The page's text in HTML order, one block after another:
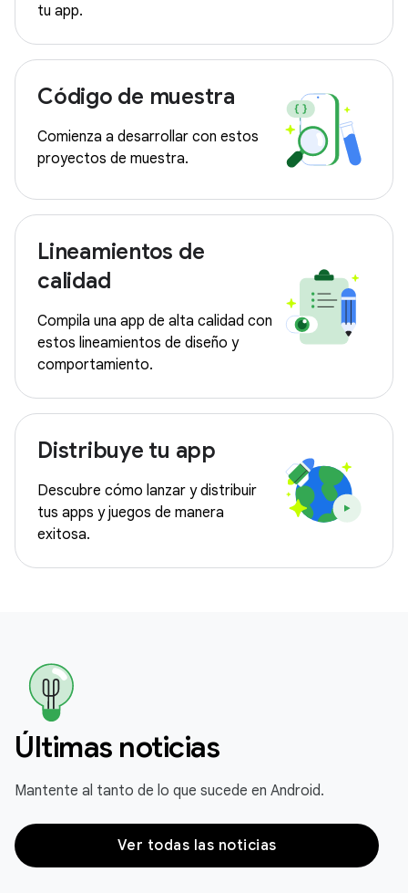
tu app.
Código de muestra
Comienza a desarrollar con estos
proyectos de muestra.
Lineamientos de
calidad
Compila una app de alta calidad con
estos lineamientos de diseño y
comportamiento.
Distribuye tu app
Descubre cómo lanzar y distribuir
tus apps y juegos de manera
exitosa.
Últimas noticias
Mantente al tanto de lo que sucede en Android.
Ver todas las noticias